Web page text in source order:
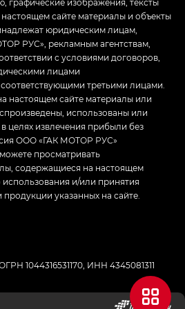
сайте материалы и объекты
юридическим лицам,
РУС», рекламным агентствам,
с условиями договоров,
лицами
третьими лицами.
настоящем сайте материалы или
использованы или
целях извлечения прибыли без
ООО «ГАК МОТОР РУС»
просматривать
содержащиеся на настоящем
и/или принятия
указанных на сайте.
1044316531170, ИНН 4345081311